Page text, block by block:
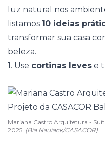
luz natural nos
listamos 10 ideias
transformar sua casa
beleza.
1. Use cortinas leves e
Mariana Castro Arquitetura -
2025. (Bia Nauiack/CASACOR)